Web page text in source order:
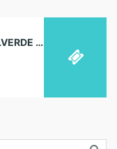
CUENTACUENTOS FAMILIAR EN VALVERDE DE BURGUILLOS